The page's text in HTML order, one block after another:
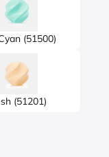
(51500)
(51201)